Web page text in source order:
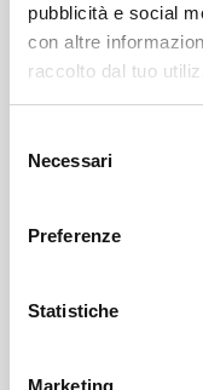
pubblicità e social
con altre
raccolto dal tuo
delNecessari
Preferenze
Statistiche
Marketing
Villa Di Tirano